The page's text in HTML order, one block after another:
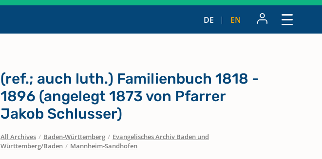
DE EN
(ref.; auch luth.) Familienbuch 1818 -
1896 (angelegt 1873 von Pfarrer
Jakob Schlusser)
All Archives / Baden-Württemberg / Evangelisches Archiv Baden und
Württemberg/Baden / Mannheim-Sandhofen